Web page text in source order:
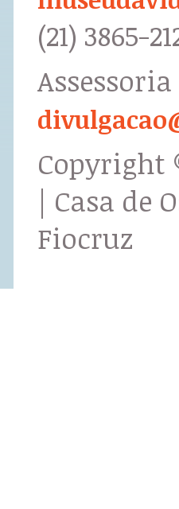
(21) 3865-
Copyright
| Casa de
Fiocruz